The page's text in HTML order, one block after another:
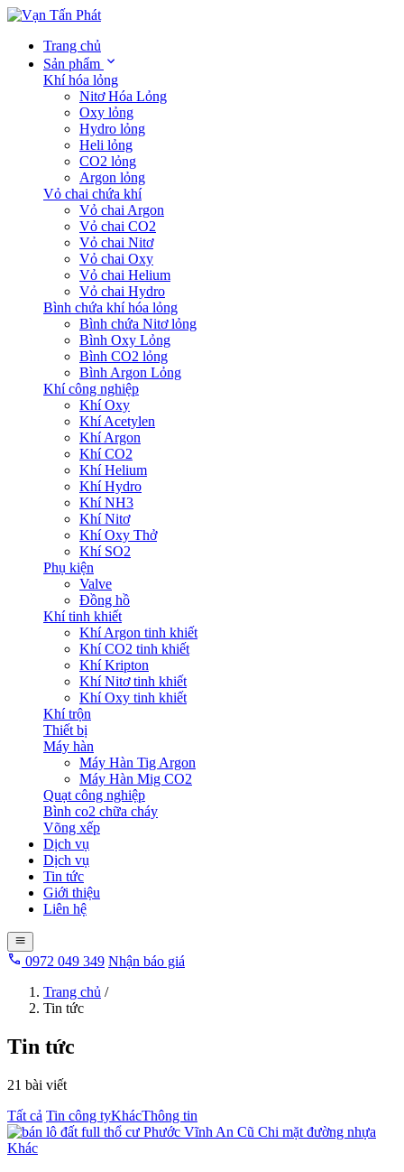
Trang chủ
Sản phẩm
Khí hóa lỏng
Nitơ Hóa Lỏng
Oxy lỏng
Hydro lỏng
Heli lỏng
CO2 lỏng
Argon lỏng
Vỏ chai chứa khí
Vỏ chai Argon
Vỏ chai CO2
Vỏ chai Nitơ
Vỏ chai Oxy
Vỏ chai Helium
Vỏ chai Hydro
Bình chứa khí hóa lỏng
Bình chứa Nitơ lỏng
Bình Oxy Lỏng
Bình CO2 lỏng
Bình Argon Lỏng
Khí công nghiệp
Khí Oxy
Khí Acetylen
Khí Argon
Khí CO2
Khí Helium
Khí Hydro
Khí NH3
Khí Nitơ
Khí Oxy Thở
Khí SO2
Phụ kiện
Valve
Đồng hồ
Khí tinh khiết
Khí Argon tinh khiết
Khí CO2 tinh khiết
Khí Kripton
Khí Nitơ tinh khiết
Khí Oxy tinh khiết
Khí trộn
Thiết bị
Máy hàn
Máy Hàn Tig Argon
Máy Hàn Mig CO2
Quạt công nghiệp
Bình co2 chữa cháy
Võng xếp
Dịch vụ
Dịch vụ
Tin tức
Giới thiệu
Liên hệ
0972 049 349 Nhận báo giá
Trang chủ /
Tin tức
Tin tức
21 bài viết
Tất cả Tin công tyKhácThông tin
Khác